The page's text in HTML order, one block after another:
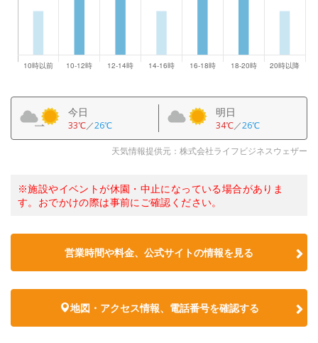
今日
33℃／26℃
明日
34℃／26℃
天気情報提供元：株式会社ライフビジネスウェザー
※施設やイベントが休園・中止になっている場合がありま
す。おでかけの際は事前にご確認ください。
営業時間や料金、公式サイトの情報を見る
地図・アクセス情報、電話番号を確認する